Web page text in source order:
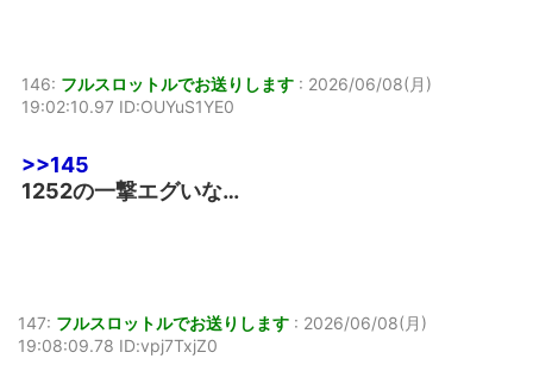
146: フルスロットルでお送りします : 2026/06/08(月)
19:02:10.97 ID:OUYuS1YE0
>>145
1252の一撃エグいな…
147: フルスロットルでお送りします : 2026/06/08(月)
19:08:09.78 ID:vpj7TxjZ0